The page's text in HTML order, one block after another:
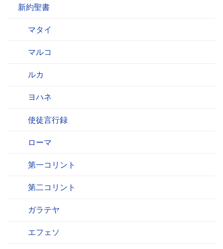
新約聖書
マタイ
マルコ
ルカ
ヨハネ
使徒言行録
ローマ
第一コリント
第二コリント
ガラテヤ
エフェソ